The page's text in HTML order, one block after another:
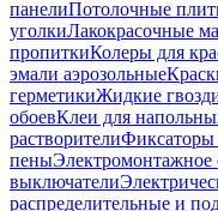
панелиПотолочные
уголкиЛакокрасочные
пропиткиКолеры для
эмали аэрозольные
герметикиЖидкие
обоевКлеи для
растворителиФиксаторы
пеныЭлектромонтажное
выключатели
распределительные и